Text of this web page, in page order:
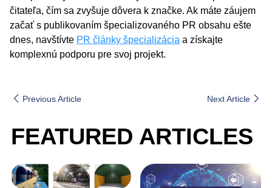
čitateľa, čím sa zvyšuje dôvera k značke. Ak máte záujem
začať s publikovaním špecializovaného PR obsahu ešte
dnes, navštívte PR články špecializácia a získajte
komplexnú podporu pre svoj projekt.
Previous Article Next Article
FEATURED ARTICLES